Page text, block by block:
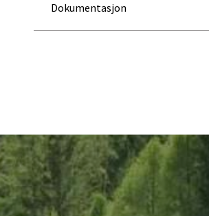
Dokumentasjon